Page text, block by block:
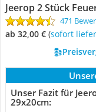
Jeerop 2 Stück
471
ab 32,00 € ( Sofort
Unser Fazit für
29x20cm: